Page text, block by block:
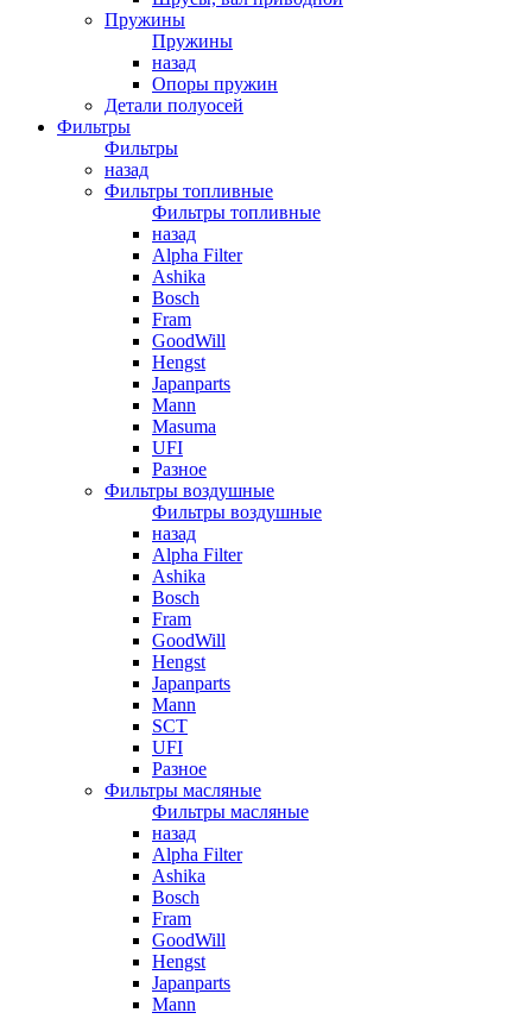
Пружины
Пружины
назад
Опоры пружин
Детали полуосей
Фильтры
Фильтры
назад
Фильтры топливные
Фильтры топливные
назад
Alpha Filter
Ashika
Bosch
Fram
GoodWill
Hengst
Japanparts
Mann
Masuma
UFI
Разное
Фильтры воздушные
Фильтры воздушные
назад
Alpha Filter
Ashika
Bosch
Fram
GoodWill
Hengst
Japanparts
Mann
SCT
UFI
Разное
Фильтры масляные
Фильтры масляные
назад
Alpha Filter
Ashika
Bosch
Fram
GoodWill
Hengst
Japanparts
Mann